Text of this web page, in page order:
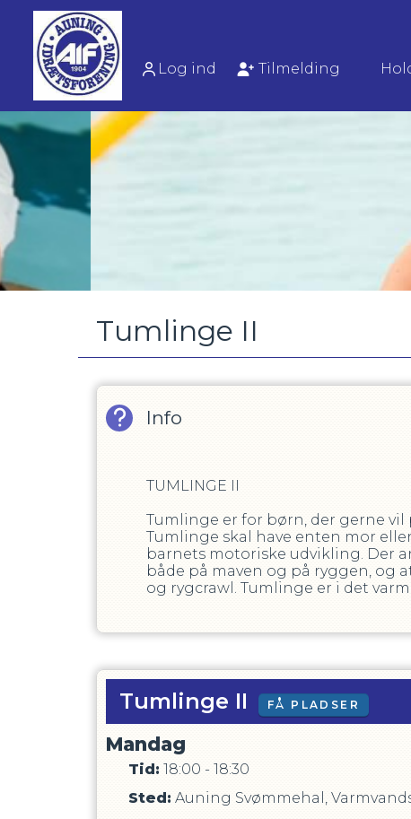
Log ind Tilmelding
Tumlinge II
Info
TUMLINGE II
Tumlinge er for børn, der gerne
Tumlinge skal have enten mor
barnets motoriske udvikling. Der
både på maven og på ryggen, og
og rygcrawl. Tumlinge er i det
Tumlinge II FÅ PLADSER
Mandag
Tid: 18:00 - 18:30
Sted: Auning Svømmehal,